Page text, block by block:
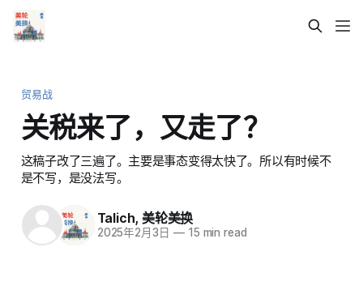
贸易战
关税来了，又走了？
这稿子改了三遍了。主要是事态变得太快了。所以有时候不
是不写，是没法写。
Talich,美轮美换
2025年2月3日 —15 min read